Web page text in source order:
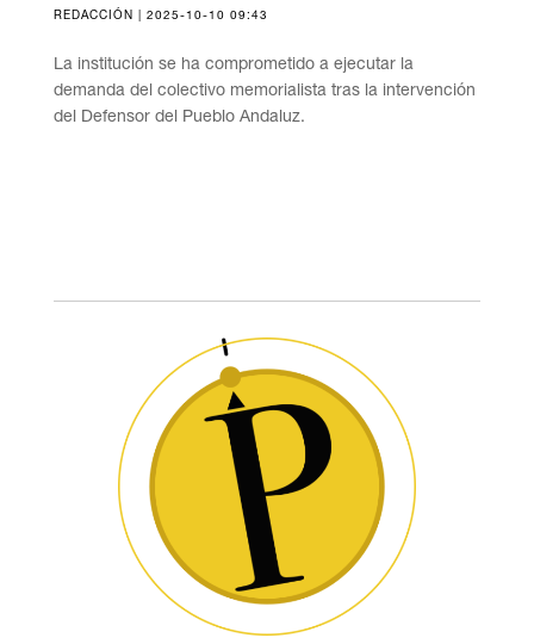
REDACCIÓN | 2025-10-10 09:43
La institución se ha comprometido a ejecutar la
demanda del colectivo memorialista tras la intervención
del Defensor del Pueblo Andaluz.